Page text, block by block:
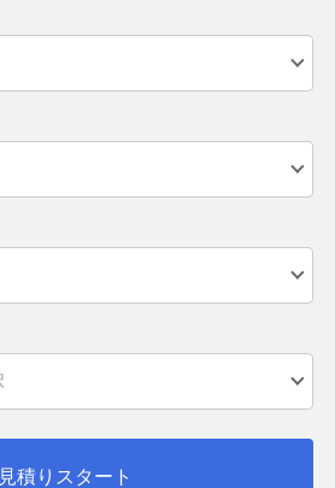
見積りスタート